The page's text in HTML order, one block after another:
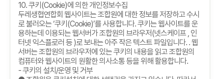
10.쿠키 (Cookie)에 의한 개인정보수집
두레생협연합회 웹사이트는 조합원에 대한 정보를 저장하고 수시
로 불러오는‘쿠키 (Cookie)’를 사용합니다.쿠키는 웹사이트를 운
용하는데 이용되는 웹서버가 조합원의 브라우저(넷스케이프 , 인
터넷 익스플로러 등 )로 보내는 아주 작은 텍스트 파일입니다. .웹
서버는 조합원의 브라우저에 있는 쿠키의 내용을 읽고 조합원의
컴퓨터와 웹사이트의 원활한 의사소통 등을 위해 활용합니다.
-쿠키의 설치 /운영 및 거부